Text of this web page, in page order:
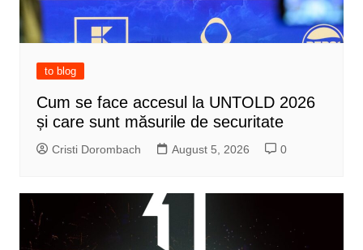
to blog
Cum se face accesul la UNTOLD 2026
și care sunt măsurile de securitate
Cristi Dorombach August 5, 2026 0